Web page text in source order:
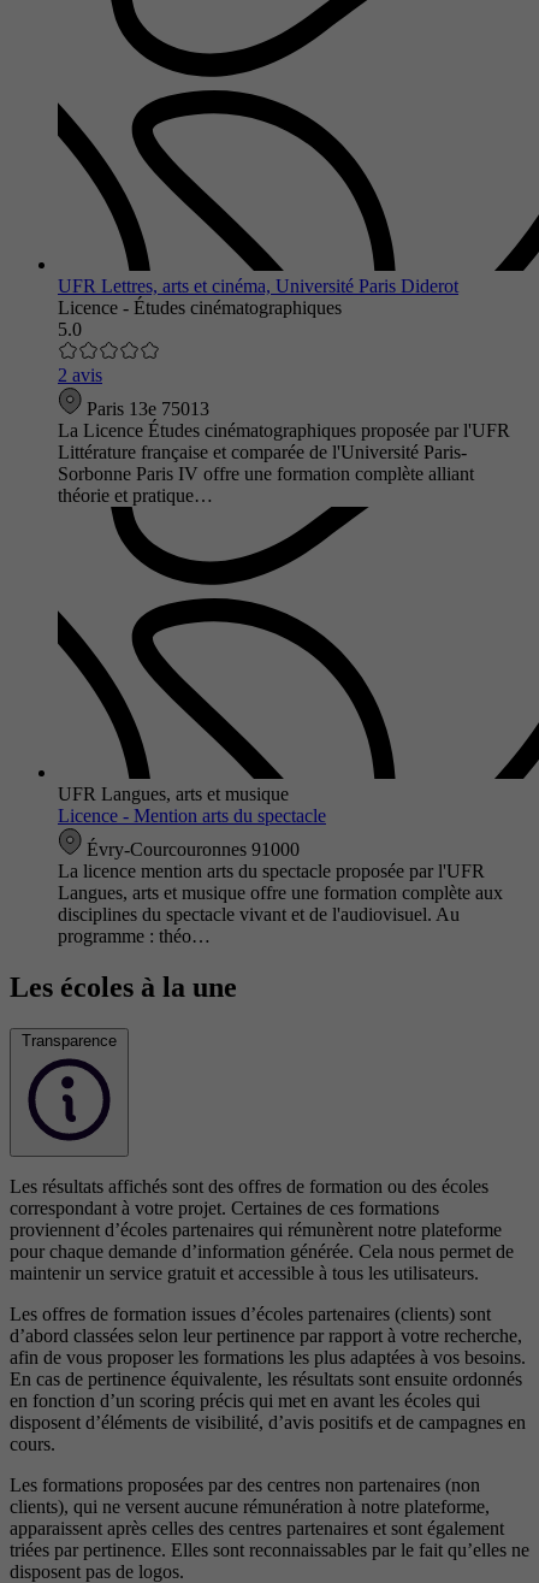
UFR Lettres, arts et cinéma, Université Paris Diderot
Licence - Études cinématographiques
5.0
2 avis
Paris 13e 75013
La Licence Études cinématographiques proposée par l'UFR
Littérature française et comparée de l'Université Paris-
Sorbonne Paris IV offre une formation complète alliant
théorie et pratique…
UFR Langues, arts et musique
Licence - Mention arts du spectacle
Évry-Courcouronnes 91000
La licence mention arts du spectacle proposée par l'UFR
Langues, arts et musique offre une formation complète aux
disciplines du spectacle vivant et de l'audiovisuel. Au
programme : théo…
Les écoles à la une
Transparence
Les résultats affichés sont des offres de formation ou des écoles
correspondant à votre projet. Certaines de ces formations
proviennent d’écoles partenaires qui rémunèrent notre plateforme
pour chaque demande d’information générée. Cela nous permet de
maintenir un service gratuit et accessible à tous les utilisateurs.
Les offres de formation issues d’écoles partenaires (clients) sont
d’abord classées selon leur pertinence par rapport à votre recherche,
afin de vous proposer les formations les plus adaptées à vos besoins.
En cas de pertinence équivalente, les résultats sont ensuite ordonnés
en fonction d’un scoring précis qui met en avant les écoles qui
disposent d’éléments de visibilité, d’avis positifs et de campagnes en
cours.
Les formations proposées par des centres non partenaires (non
clients), qui ne versent aucune rémunération à notre plateforme,
apparaissent après celles des centres partenaires et sont également
triées par pertinence. Elles sont reconnaissables par le fait qu’elles ne
disposent pas de logos.